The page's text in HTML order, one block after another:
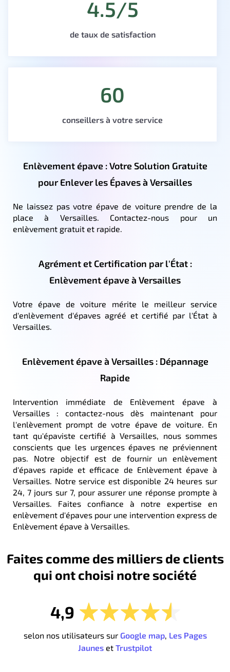
4.5/5
de taux de satisfaction
60
conseillers à votre service
Enlèvement épave : Votre Solution Gratuite
pour Enlever les Épaves à Versailles
Ne laissez pas votre épave de voiture prendre de la
place à Versailles. Contactez-nous pour un
enlèvement gratuit et rapide.
Agrément et Certification par l'État :
Enlèvement épave à Versailles
Votre épave de voiture mérite le meilleur service
d'enlèvement d'épaves agréé et certifié par l'État à
Versailles.
Enlèvement épave à Versailles : Dépannage
Rapide
Intervention immédiate de Enlèvement épave à
Versailles : contactez-nous dès maintenant pour
l'enlèvement prompt de votre épave de voiture. En
tant qu'épaviste certifié à Versailles, nous sommes
conscients que les urgences épaves ne préviennent
pas. Notre objectif est de fournir un enlèvement
d'épaves rapide et efficace de Enlèvement épave à
Versailles. Notre service est disponible 24 heures sur
24, 7 jours sur 7, pour assurer une réponse prompte à
Versailles. Faites confiance à notre expertise en
enlèvement d'épaves pour une intervention express de
Enlèvement épave à Versailles.
Faites comme des milliers de clients
qui ont choisi notre société
4,9
selon nos utilisateurs sur Google map, Les Pages
Jaunes et Trustpilot